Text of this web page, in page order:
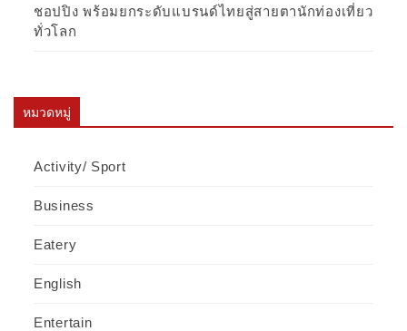
ชอปปิง พร้อมยกระดับแบรนด์ไทยสู่สายตานักท่องเที่ยว
ทั่วโลก
หมวดหมู่
Activity/ Sport
Business
Eatery
English
Entertain